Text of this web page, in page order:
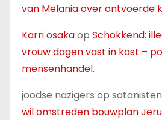
van Melania over ontvoerde
Karri osakaop Schokkend:
vrouw dagen vast in kast –
mensenhandel.
joodse nazigers op satanisten
wil omstreden bouwplan